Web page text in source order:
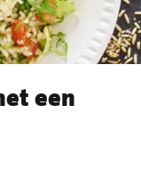
een